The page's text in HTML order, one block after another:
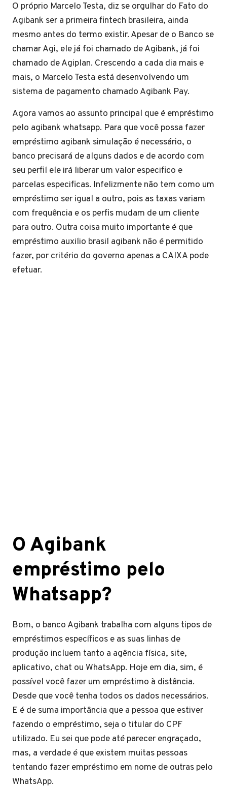
O próprio Marcelo Testa, diz se orgulhar do Fato do
Agibank ser a primeira fintech brasileira, ainda
mesmo antes do termo existir. Apesar de o Banco se
chamar Agi, ele já foi chamado de Agibank, já foi
chamado de Agiplan. Crescendo a cada dia mais e
mais, o Marcelo Testa está desenvolvendo um
sistema de pagamento chamado Agibank Pay.
Agora vamos ao assunto principal que é empréstimo
pelo agibank whatsapp. Para que você possa fazer
empréstimo agibank simulação é necessário, o
banco precisará de alguns dados e de acordo com
seu perfil ele irá liberar um valor especifico e
parcelas especificas. Infelizmente não tem como um
empréstimo ser igual a outro, pois as taxas variam
com frequência e os perfis mudam de um cliente
para outro. Outra coisa muito importante é que
empréstimo auxilio brasil agibank não é permitido
fazer, por critério do governo apenas a CAIXA pode
efetuar.
O Agibank
empréstimo pelo
Whatsapp?
Bom, o banco Agibank trabalha com alguns tipos de
empréstimos específicos e as suas linhas de
produção incluem tanto a agência física, site,
aplicativo, chat ou WhatsApp. Hoje em dia, sim, é
possível você fazer um empréstimo à distância.
Desde que você tenha todos os dados necessários.
E é de suma importância que a pessoa que estiver
fazendo o empréstimo, seja o titular do CPF
utilizado. Eu sei que pode até parecer engraçado,
mas, a verdade é que existem muitas pessoas
tentando fazer empréstimo em nome de outras pelo
WhatsApp.